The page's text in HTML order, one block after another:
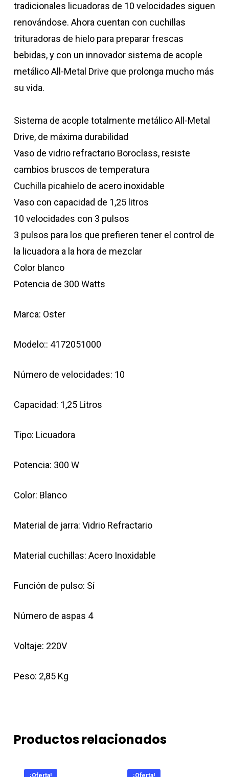
tradicionales licuadoras de 10 velocidades siguen
renovándose. Ahora cuentan con cuchillas
trituradoras de hielo para preparar frescas
bebidas, y con un innovador sistema de acople
metálico All-Metal Drive que prolonga mucho más
su vida.
Sistema de acople totalmente metálico All-Metal
Drive, de máxima durabilidad
Vaso de vidrio refractario Boroclass, resiste
cambios bruscos de temperatura
Cuchilla picahielo de acero inoxidable
Vaso con capacidad de 1,25 litros
10 velocidades con 3 pulsos
3 pulsos para los que prefieren tener el control de
la licuadora a la hora de mezclar
Color blanco
Potencia de 300 Watts
Marca: Oster
Modelo:: 4172051000
Número de velocidades: 10
Capacidad: 1,25 Litros
Tipo: Licuadora
Potencia: 300 W
Color: Blanco
Material de jarra: Vidrio Refractario
Material cuchillas: Acero Inoxidable
Función de pulso: Sí
Número de aspas 4
Voltaje: 220V
Peso: 2,85 Kg
Productos relacionados
¡Oferta! ¡Oferta!